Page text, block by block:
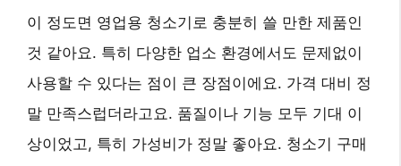
이 정도면 영업용 청소기로 충분히 쓸 만한 제품인
것 같아요. 특히 다양한 업소 환경에서도 문제없이
사용할 수 있다는 점이 큰 장점이에요. 가격 대비 정
말 만족스럽더라고요. 품질이나 기능 모두 기대 이
상이었고, 특히 가성비 가 정말 좋아요. 청소기 구매